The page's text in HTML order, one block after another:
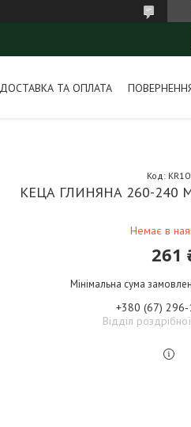
ДОСТАВКА ТА ОПЛАТА
КЕЦА ГЛИНЯНА 260-240
Немає в
Код:
261
Мінімальна сума
+380 (67)
Відділ роздрібної